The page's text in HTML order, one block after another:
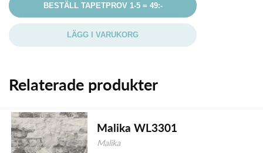
BESTÄLL TAPETPROV 1-5 = 49:-
LÄGG I VARUKORG
Relaterade produkter
Malika WL3301
Malika